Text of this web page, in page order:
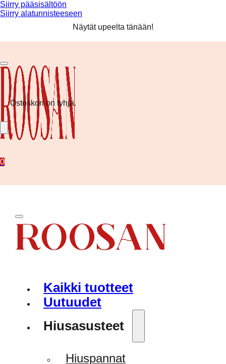
Siirry pääsisältöön
Siirry alatunnisteeseenIlmainen toimitus yli 80 € tilauksiin! ❤️
Näytät upeelta tänään!
0
Ostoskori on tyhjä.
Kaikki tuotteet
Uutuudet
Hiusasusteet
Hiuspannat